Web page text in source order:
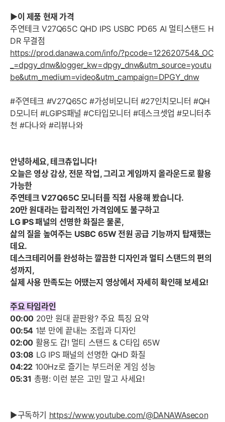
감
▶이 제품 현재 가격
주연테크 V27Q65C QHD IPS USBC PD65 AI 멀티스탠드 H
DR 무결점
https://prod.danawa.com/info/?pcode=122620754&_OC
_=dpgy_dnw&logger_kw=dpgy_dnw&utm_source=youtu
be&utm_medium=video&utm_campaign=DPGY_dnw
#주연테크 #V27Q65C #가성비모니터 #27인치모니터 #QH
D모니터 #LGIPS패널 #C타입모니터 #데스크셋업 #모니터추
천 #다나와 #리뷰나와
안녕하세요, 테크츄입니다!
오늘은 영상 감상, 전문 작업, 그리고 게임까지 올라운드로 활용
가능한
주연테크 V27Q65C 모니터를 직접 사용해 봤습니다.
20만 원대라는 합리적인 가격임에도 불구하고
LG IPS 패널의 선명한 화질은 물론,
삶의 질을 높여주는 USBC 65W 전원 공급 기능까지 탑재했는
데요.
데스크테리어를 완성하는 깔끔한 디자인과 멀티 스탠드의 편의
성까지,
실제 사용 만족도는 어땠는지 영상에서 자세히 확인해 보세요!
주요 타임라인
00:00 20만 원대 끝판왕? 주요 특징 요약
00:54 1분 만에 끝내는 조립과 디자인
02:00 활용도 갑! 멀티 스탠드 & C타입 65W
03:08 LG IPS 패널의 선명한 QHD 화질
04:22 100Hz로 즐기는 부드러운 게임 성능
05:31 총평: 이런 분은 고민 말고 사세요!
▶구독하기 https://www.youtube.com/@DANAWAsecon